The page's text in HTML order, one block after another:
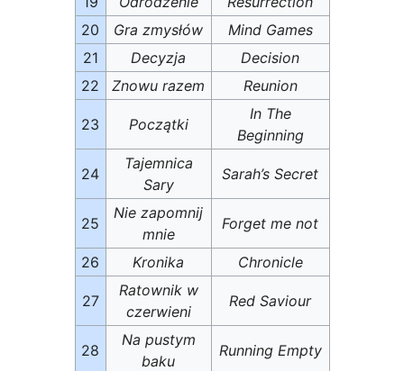
20
Gra zmysłów
Mind Games
21
Decyzja
Decision
22
Znowu razem Reunion
23 Początki
In The
Beginning
24
Tajemnica
Sary
Sarah’s Secret
25
Nie zapomnij
mnie
Forget me not
26 Kronika Chronicle
27
Ratownik w
czerwieni
Red Saviour
28
Na pustym
baku
Running Empty